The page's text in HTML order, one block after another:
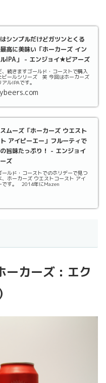
シンプルだけどガツンとくる
高に美味い「ホーカーズ イン
IPA」 - エンジョイ★ビアーズ
、続きますゴールド・コーストで購入
ビールシリーズ 笑 今回はホーカーズ
ルIPAです。
ムーズ「ホーカーズ ウエスト
アイピーエー」フルーティで
旨味たっぷり！ - エンジョイ
ズ
ールド・コーストでのホリデーで見つ
、ホーカーズ ウエストコースト アイ
です。 2014年にMazen
ーカーズ : エク